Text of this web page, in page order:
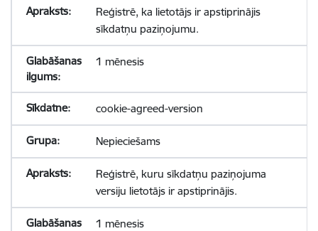
Reģistrē, ka lietotājs ir apstiprinājis
sīkdatņu paziņojumu.
1 mēnesis
cookie-agreed-version
Nepieciešams
Reģistrē, kuru sīkdatņu paziņojuma
versiju lietotājs ir apstiprinājis.
1 mēnesis